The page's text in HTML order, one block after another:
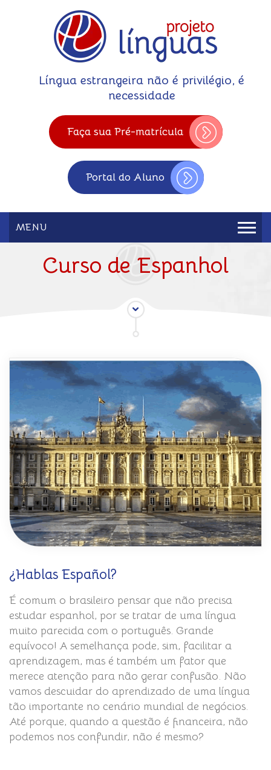
Língua estrangeira não é privilégio, é
necessidade
Faça sua Pré-matrícula
Portal do Aluno
MENU
Curso de Espanhol
¿Hablas Español?
É comum o brasileiro pensar que não precisa
estudar espanhol, por se tratar de uma língua
muito parecida com o português. Grande
equívoco! A semelhança pode, sim, facilitar a
aprendizagem, mas é também um fator que
merece atenção para não gerar confusão. Não
vamos descuidar do aprendizado de uma língua
tão importante no cenário mundial de negócios.
Até porque, quando a questão é financeira, não
podemos nos confundir, não é mesmo?